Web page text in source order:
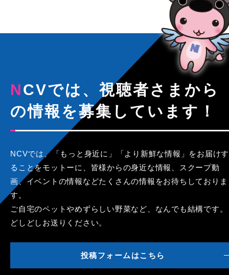
NCVでは、視聴者さまから
の情報を募集しています！
NCVでは、「もっと身近に」「より新鮮な情報」をお届けす
ることをモットーに、皆様からの身近な情報、スクープ動
画、イベントの情報などたくさんの情報をお待ちしておりま
す。
ご自宅のペットやめずらしい野菜など、なんでも結構です。
どしどしお送りください。
投稿フォームはこちら